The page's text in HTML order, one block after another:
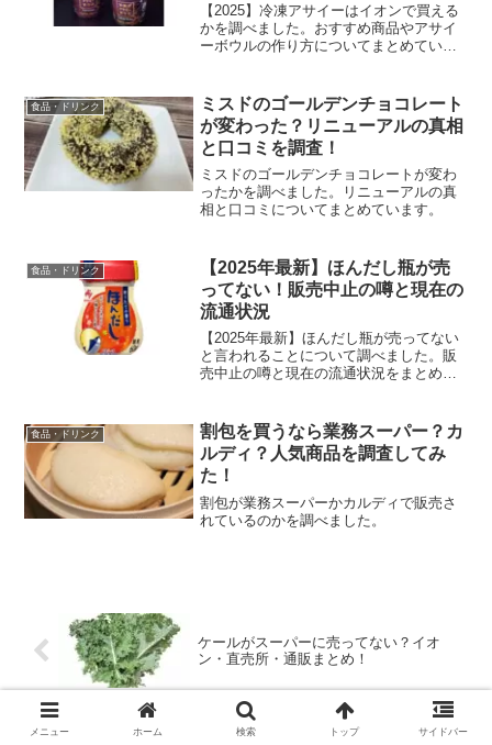
【2025】冷凍アサイーはイオンで買える
かを調べました。おすすめ商品やアサイ
ーボウルの作り方についてまとめていま
食品・ドリンク
ミスドのゴールデンチョコレート
が変わった？リニューアルの真相
と口コミを調査！
ミスドのゴールデンチョコレートが変わ
ったかを調べました。リニューアルの真
相と口コミについてまとめています。
食品・ドリンク
【2025年最新】ほんだし瓶が売
ってない！販売中止の噂と現在の
流通状況
【2025年最新】ほんだし瓶が売ってない
と言われることについて調べました。販
売中止の噂と現在の流通状況をまとめて
食品・ドリンク
割包を買うなら業務スーパー？カ
ルディ？人気商品を調査してみ
た！
割包が業務スーパーかカルディで販売さ
れているのかを調べました。
ケールがスーパーに売ってない？イオ
ン・直売所・通販まとめ！
ちゅーる50本入りはドンキやコストコで
メニュー ホーム 検索 トップ サイドバー